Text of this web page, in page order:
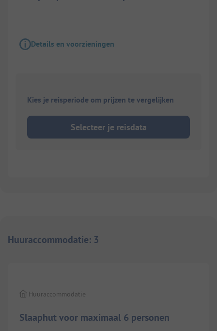
Details en voorzieningen
Kies je reisperiode om prijzen te vergelijken
Selecteer je reisdata
Huuraccommodatie: 3
Slaaphut voor maximaal 6 personen
Huuraccommodatie